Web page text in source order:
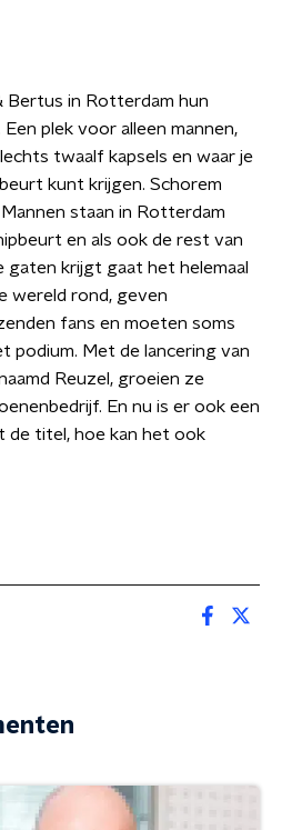
Bertus in Rotterdam hun
plek voor alleen mannen,
twaalf kapsels en waar je
kunt krijgen. Schorem
staan in Rotterdam
en als ook de rest van
gaten krijgt gaat het helemaal
wereld rond, geven
fans en moeten soms
podium. Met de lancering van
Reuzel, groeien ze
En nu is er ook een
de titel, hoe kan het ook